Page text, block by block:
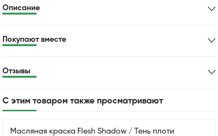
Описание
Покупают вместе
Отзывы
С этим товаром также просматривают
Масляная краска Flesh Shadow / Тень плоти